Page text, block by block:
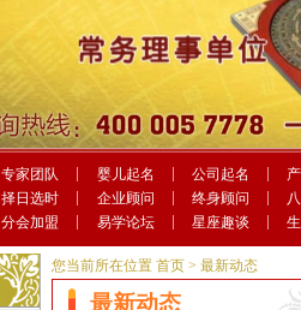
专家团队 婴儿起名 公司起名
择日选时 企业顾问 终身顾问
分会加盟 易学论坛 星座趣谈
您当前所在位置 首页 > 最新动态
最新动态